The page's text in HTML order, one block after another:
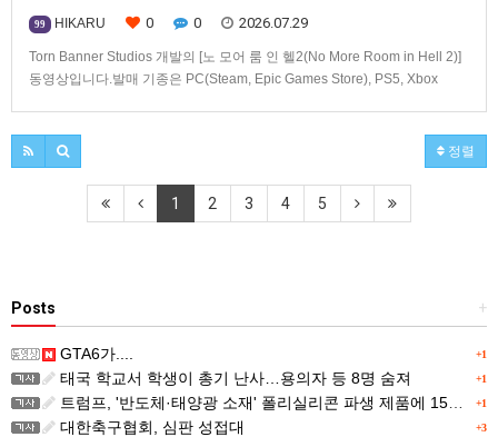
99 HIKARU 0 0 2026.07.29
Torn Banner Studios 개발의 [노 모어 룸 인 헬2(No More Room in Hell 2)]
동영상입니다.발매 기종은 PC(Steam, Epic Games Store), PS5, Xbox
정렬
1 2 3 4 5
+
Posts
+1
GTA6가....
+1
태국 학교서 학생이 총기 난사…용의자 등 8명 숨져
+1
트럼프, '반도체·태양광 소재' 폴리실리콘 파생 제품에 15% 관세...한국 기업도 영향
+3
대한축구협회, 심판 성접대